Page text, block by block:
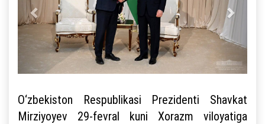
O‘zbekiston Respublikasi Prezidenti Shavkat
Mirziyoyev 29-fevral kuni Xorazm viloyatiga